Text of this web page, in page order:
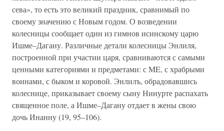
сева», то есть это великий праздник, сравнимый по
своему значению с Новым годом. О возведении
колесницы сообщает один из гимнов исинскому царю
Ишме–Дагану. Различные детали колесницы Энлиля,
построенной при участии царя, сравниваются с самыми
ценными категориями и предметами: с ME, с храбрыми
воинами, с быком и коровой. Энлилъ, обрадовавшись
колеснице, приказывает своему сыну Нинурте распахать
священное поле, а Ишме–Дагану отдает в жены свою
дочь Инанну (19, 95–106).